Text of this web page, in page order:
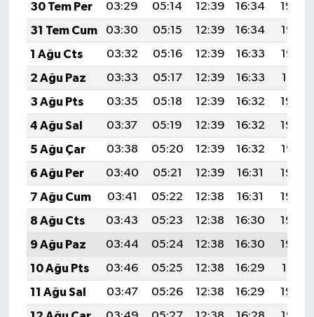
30 Tem Per
03:29 05:14 12:39 16:34
19:54
31 Tem Cum
03:30 05:15 12:39 16:34
19:53
1 Ağu Cts
03:32 05:16 12:39 16:33
19:52
2 Ağu Paz
03:33 05:17 12:39 16:33
19:51
3 Ağu Pts
03:35 05:18 12:39 16:32
19:49
4 Ağu Sal
03:37 05:19 12:39 16:32
19:48
5 Ağu Çar
03:38 05:20 12:39 16:32
19:47
6 Ağu Per
03:40 05:21 12:39 16:31
19:46
7 Ağu Cum
03:41 05:22 12:38 16:31
19:45
8 Ağu Cts
03:43 05:23 12:38 16:30
19:43
9 Ağu Paz
03:44 05:24 12:38 16:30
19:42
10 Ağu Pts
03:46 05:25 12:38 16:29
19:41
11 Ağu Sal
03:47 05:26 12:38 16:29
19:40